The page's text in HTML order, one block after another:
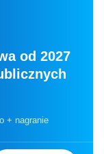
od 2027
+ nagranie